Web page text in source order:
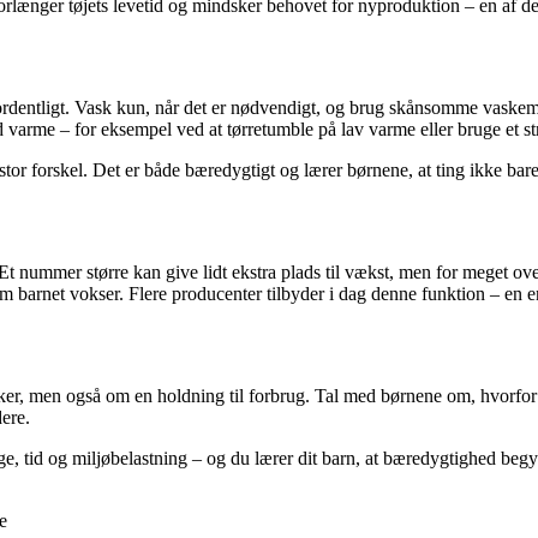
tøjets levetid og mindsker behovet for nyproduktion – en af
Vask kun, når det er nødvendigt, og brug skånsomme
– for eksempel ved at tørretumble på lav varme eller bruge et
forskel. Det er både bæredygtigt og lærer børnene, at ting ikke
nummer større kan give lidt ekstra plads til vækst, men for meget
barnet vokser. Flere producenter tilbyder i dag denne funktion – en
men også om en holdning til forbrug. Tal med børnene om,
tid og miljøbelastning – og du lærer dit barn, at bæredygtighed